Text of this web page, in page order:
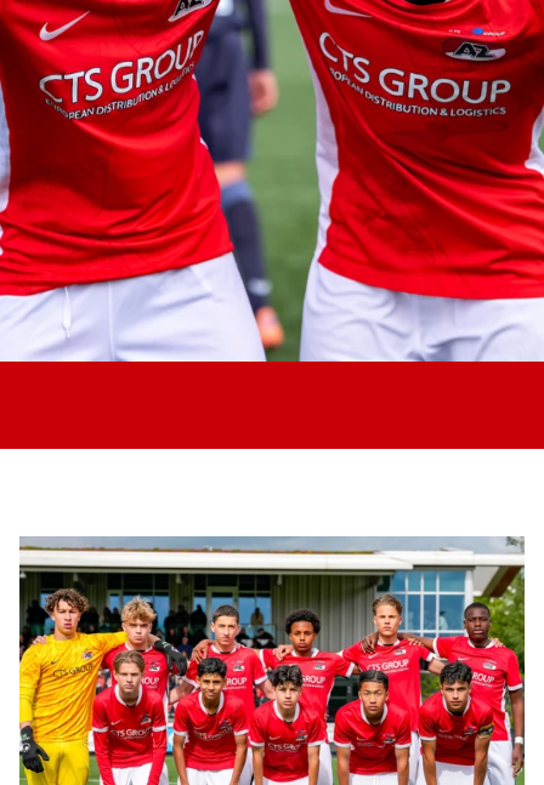
Jong AZ
Seizoenkaart